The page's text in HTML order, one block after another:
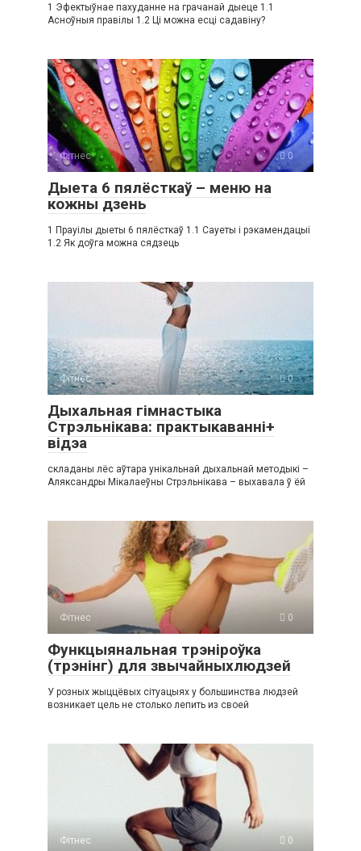
1 Эфектыўнае пахуданне на грачанай дыеце 1.1
Асноўныя правілы 1.2 Ці можна есці садавіну?
Фітнес 0
Дыета 6 пялёсткаў – меню на
кожны дзень
1 Прауілы дыеты 6 пялёсткаў 1.1 Сауеты і рэкамендацыі
1.2 Як доўга можна сядзець
Фітнес 0
Дыхальная гімнастыка
Стрэльнікава: практыкаванні+
відэа
складаны лёс аўтара унікальнай дыхальнай методыкі –
Аляксандры Мікалаеўны Стрэльнікава – выхавала ў ёй
Фітнес 0
Функцыянальная трэніроўка
(трэнінг) для звычайныхлюдзей
У розных жыццёвых сітуацыях у большинства людзей
возникает цель не столько лепить из своей
Фітнес 0